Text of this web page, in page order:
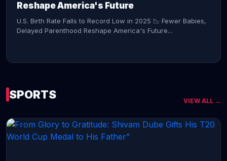
Reshape America's Future
U.S. Birth Rate Falls to Record Low in 2025 📉 Fewer Babies,
Delayed Parenthood Reshape America's Future...
SPORTS VIEW ALL →